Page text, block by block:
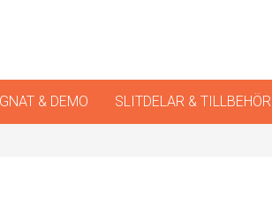
& DEMO SLITDELAR & TILLBEHÖR